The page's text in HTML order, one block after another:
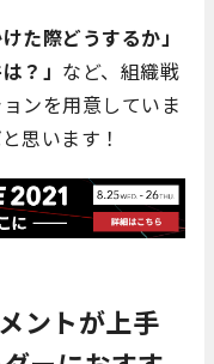
た際どうするか」
？」 など、組織戦
ンを用意していま
思います！
ントが上手